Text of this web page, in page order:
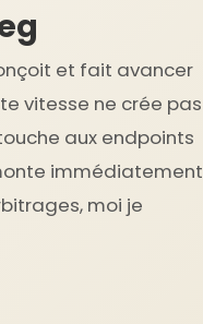
et fait avancer
vitesse ne crée pas
aux endpoints
immédiatement
moi je